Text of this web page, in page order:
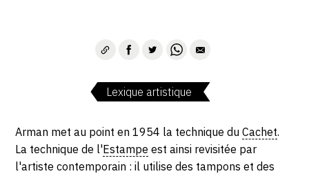
LES VERNISSAGES
ACTUALITÉS DU MONDE DE L'ART
LEXIQUE ARTISTIQUE
Lexique artistique
Arman met au point en 1954 la technique duCachet.
La technique de l'Estampe est ainsi revisitée par
l'artiste contemporain : il utilise des tampons et des